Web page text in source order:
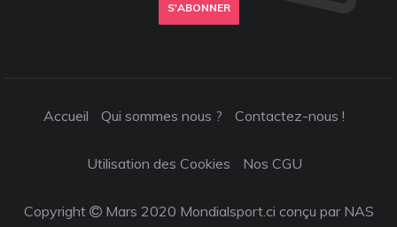
S'ABONNER
Accueil Qui sommes nous ? Contactez-nous !
Utilisation des Cookies Nos CGU
Copyright
Mars 2020 Mondialsport.ci conçu par NAS